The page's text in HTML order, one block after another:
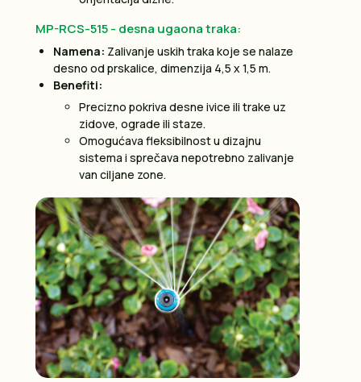
MP-RCS-515 - desna ugaona traka:
Namena: Zalivanje uskih traka koje se nalaze
desno od prskalice, dimenzija 4,5 x 1,5 m.
Benefiti:
Precizno pokriva desne ivice ili trake uz
zidove, ograde ili staze.
Omogućava fleksibilnost u dizajnu
sistema i sprečava nepotrebno zalivanje
van ciljane zone.